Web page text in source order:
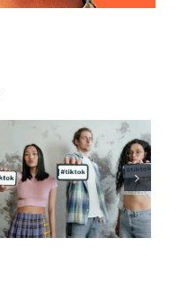
Principales
generadores
de fuentes
de TikTok
para
subtítulos